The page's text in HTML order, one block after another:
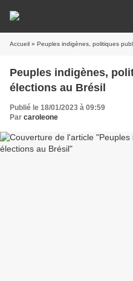
Accueil » Peuples indigènes, politiques
Peuples indigènes,
élections au Brésil
Publié le 18/01/2023 à 09:59
Par caroleone